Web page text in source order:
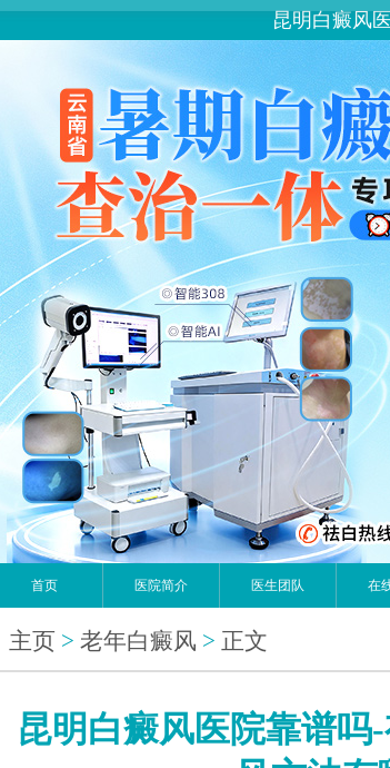
昆明白癜风
首页 医院简介 医生团队 在
主页 > 老年白癜风 > 正文
昆明白癜风医院靠谱吗